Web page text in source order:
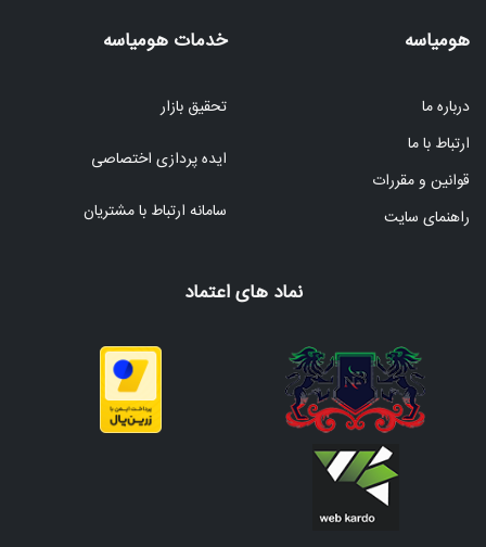
هومیاسه
درباره ما
ارتباط با ما
قوانین و مقررات
راهنمای سایت
خدمات هومیاسه
تحقیق بازار
ایده پردازی اختصاصی
سامانه ارتباط با مشتریان
نماد های اعتماد